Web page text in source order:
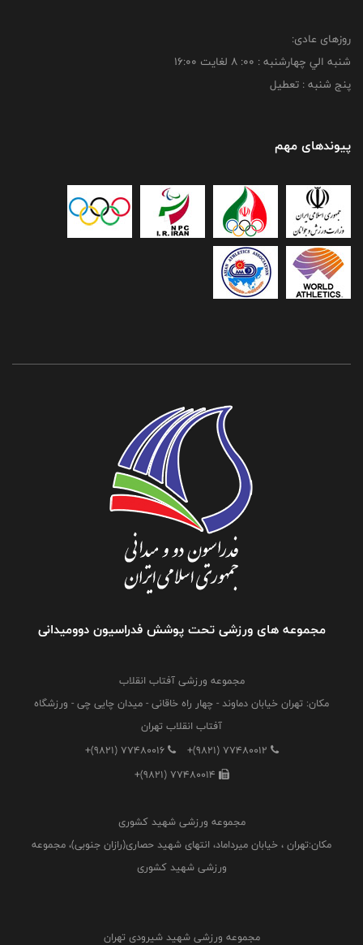
روزهای عادی:
شنبه الي چهارشنبه : 00: 8 لغايت 16:00
پنج شنبه : تعطیل
پیوندهای مهم
مجموعه های ورزشی تحت پوشش فدراسیون دوومیدانی
مجموعه ورزشی آفتاب انقلاب
مکان: تهران خیابان دماوند - چهار راه خاقانی - میدان چایی چی - ورزشگاه
آفتاب انقلاب تهران
+(9821) 77480012
+(9821) 77480016
+(9821) 77480014
مجموعه ورزشی شهید کشوری
مکان:تهران ، خیابان میرداماد، انتهای شهید حصاری(رازان جنوبی)، مجموعه
ورزشی شهید کشوری
مجموعه ورزشی شهید شیرودی تهران